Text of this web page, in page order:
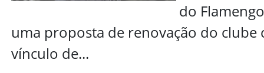
do
uma proposta de renovação do
vínculo de...